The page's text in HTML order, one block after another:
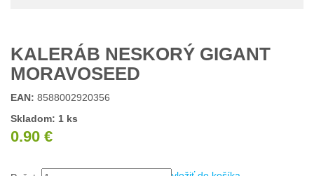
KALERÁB NESKORÝ GIGANT
MORAVOSEED
EAN: 8588002920356
Skladom: 1 ks
0.90 €